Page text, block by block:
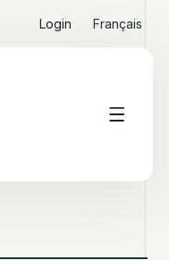
Login Français